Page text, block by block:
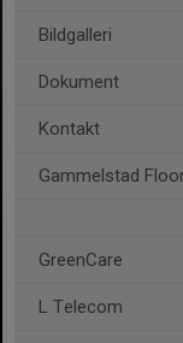
Bildgalleri
Dokument
Kontakt
Gammelstad
GreenCare
L Telecom